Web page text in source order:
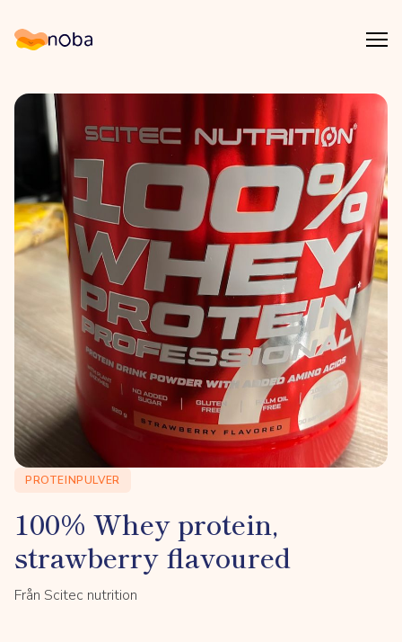
Noba
PROTEINPULVER
100% Whey protein,
strawberry flavoured
Från Scitec nutrition